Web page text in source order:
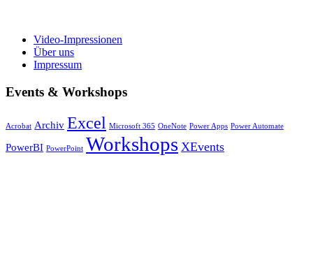
Video-Impressionen
Über uns
Impressum
Events & Workshops
Acrobat Archiv Excel Microsoft 365 OneNote Power Apps Power Automate
PowerBI PowerPoint Workshops XEvents